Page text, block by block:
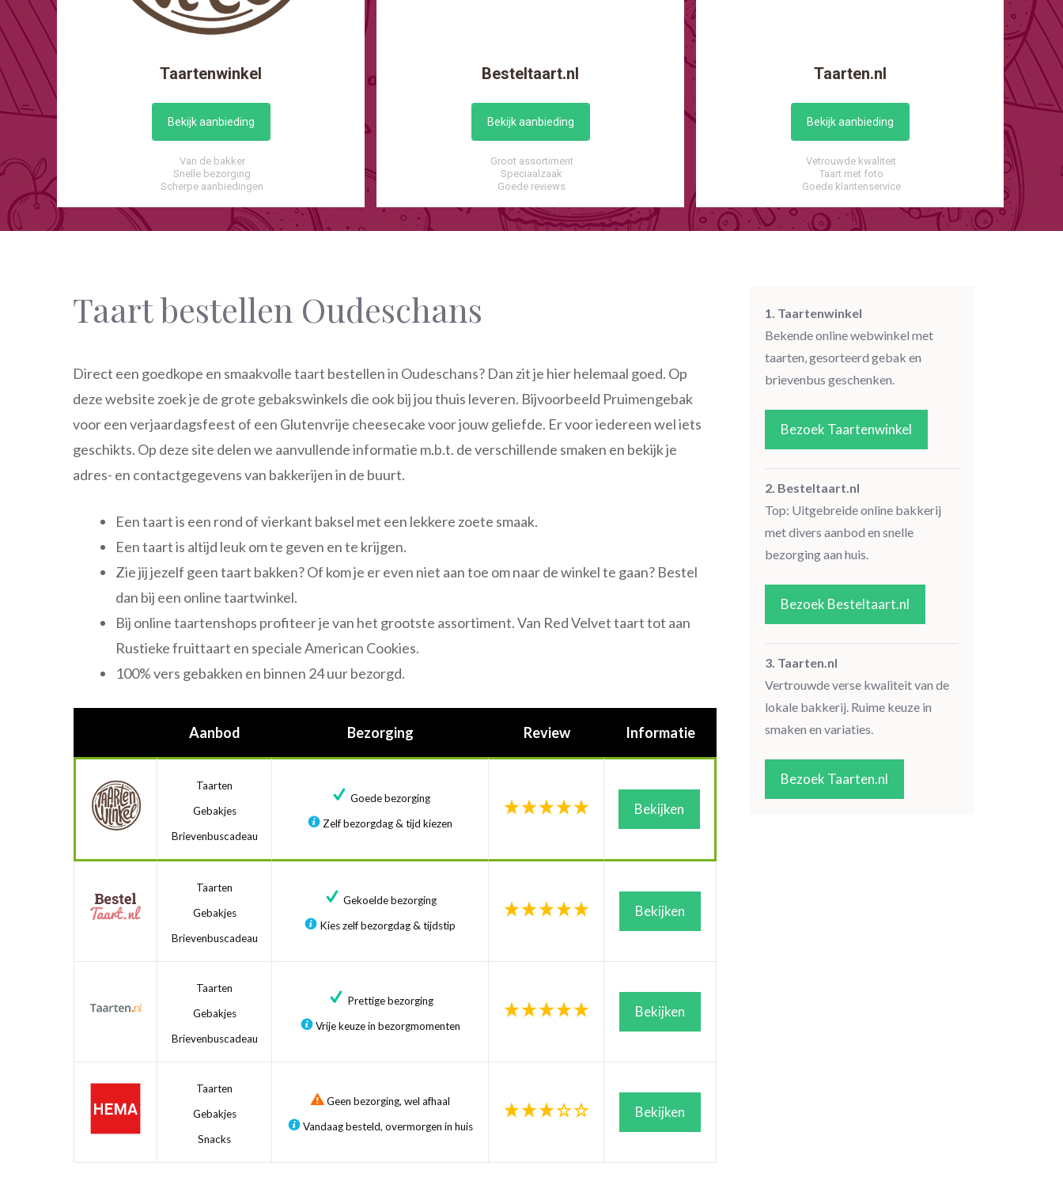
Taartenwinkel
Bekijk aanbieding
Van de bakker
Snelle bezorging
Scherpe aanbiedingen
Besteltaart.nl
Bekijk aanbieding
Groot assortiment
Speciaalzaak
Goede reviews
Taarten.nl
Bekijk aanbieding
Vetrouwde kwaliteit
Taart met foto
Goede klantenservice
Taart bestellen Oudeschans
Direct een goedkope en smaakvolle taart bestellen in Oudeschans? Dan zit je hier helemaal goed. Op
deze website zoek je de grote gebakswinkels die ook bij jou thuis leveren. Bijvoorbeeld Pruimengebak
voor een verjaardagsfeest of een Glutenvrije cheesecake voor jouw geliefde. Er voor iedereen wel iets
geschikts. Op deze site delen we aanvullende informatie m.b.t. de verschillende smaken en bekijk je
adres- en contactgegevens van bakkerijen in de buurt.
Een taart is een rond of vierkant baksel met een lekkere zoete smaak.
Een taart is altijd leuk om te geven en te krijgen.
Zie jij jezelf geen taart bakken? Of kom je er even niet aan toe om naar de winkel te gaan? Bestel
dan bij een online taartwinkel.
Bij online taartenshops profiteer je van het grootste assortiment. Van Red Velvet taart tot aan
Rustieke fruittaart en speciale American Cookies.
100% vers gebakken en binnen 24 uur bezorgd.
Aanbod Bezorging Review Informatie
Taarten
Gebakjes
Brievenbuscadeau
Goede bezorging
Zelf bezorgdag & tijd kiezen
Bekijken
Taarten
Gebakjes
Brievenbuscadeau
Gekoelde bezorging
Kies zelf bezorgdag & tijdstip
Bekijken
Taarten
Gebakjes
Brievenbuscadeau
Prettige bezorging
Vrije keuze in bezorgmomenten
Bekijken
Taarten
Gebakjes
Snacks
Geen bezorging, wel afhaal
Vandaag besteld, overmorgen in huis
Bekijken
1. Taartenwinkel
Bekende online webwinkel met
taarten, gesorteerd gebak en
brievenbus geschenken.
Bezoek Taartenwinkel
2. Besteltaart.nl
Top: Uitgebreide online bakkerij
met divers aanbod en snelle
bezorging aan huis.
Bezoek Besteltaart.nl
3. Taarten.nl
Vertrouwde verse kwaliteit van de
lokale bakkerij. Ruime keuze in
smaken en variaties.
Bezoek Taarten.nl